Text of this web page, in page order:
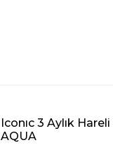
Iconıc 3 Aylık
AQUA